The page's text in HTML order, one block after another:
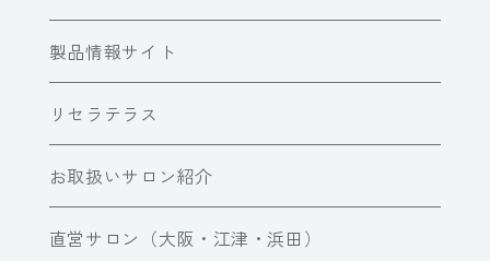
製品情報サイト
リセラテラス
お取扱いサロン紹介
直営サロン（大阪・江津・浜田）